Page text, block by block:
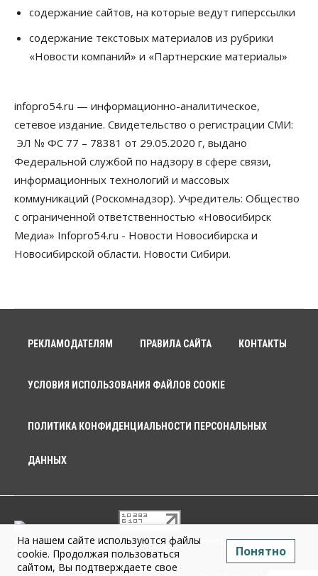
содержание сайтов, на которые ведут гиперссылки
содержание текстовых материалов из рубрики
«Новости компаний» и «Партнерские материалы»
infopro54.ru — информационно-аналитическое,
сетевое издание. Свидетельство о регистрации СМИ:
ЭЛ № ФС 77 – 78381 от 29.05.2020 г, выдано
Федеральной службой по надзору в сфере связи,
информационных технологий и массовых
коммуникаций (Роскомнадзор). Учредитель: Общество
с ограниченной ответственностью «Новосибирск
Медиа» Infopro54.ru - Новости Новосибирска и
Новосибирской области. Новости Сибири.
РЕКЛАМОДАТЕЛЯМ ПРАВИЛА САЙТА КОНТАКТЫ
УСЛОВИЯ ИСПОЛЬЗОВАНИЯ ФАЙЛОВ COOKIE
ПОЛИТИКА КОНФИДЕНЦИАЛЬНОСТИ ПЕРСОНАЛЬНЫХ
ДАННЫХ
© 2026 г. Общество с ограниченной ответственностью «Новосибирск
Медиа» 18+
На нашем сайте используются файлы
cookie. Продолжая пользоваться
сайтом, Вы подтверждаете свое
Понятно